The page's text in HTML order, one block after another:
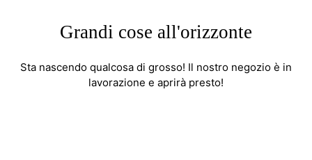
Grandi cose all'orizzonte
Sta nascendo qualcosa di grosso! Il nostro negozio è in
lavorazione e aprirà presto!